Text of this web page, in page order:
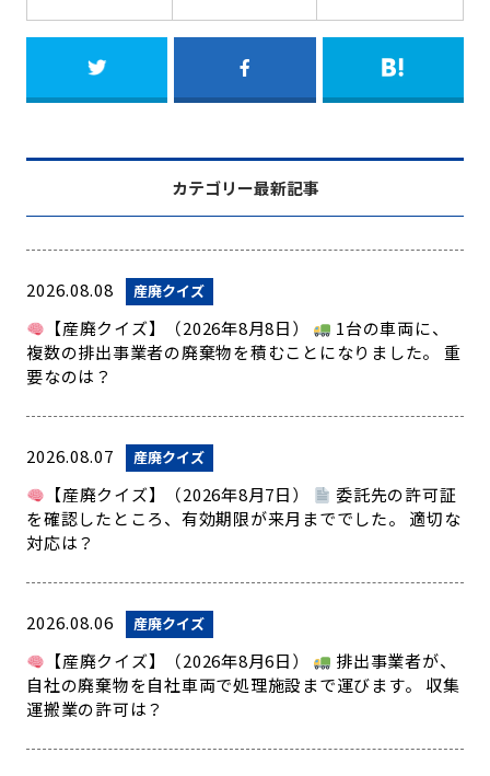
カテゴリー最新記事
2026.08.08 産廃クイズ
【産廃クイズ】（2026年8月8日）
1台の車両に、
複数の排出事業者の廃棄物を積むことになりました。 重
要なのは？
2026.08.07 産廃クイズ
【産廃クイズ】（2026年8月7日）
委託先の許可証
を確認したところ、有効期限が来月まででした。 適切な
対応は？
2026.08.06 産廃クイズ
【産廃クイズ】（2026年8月6日）
排出事業者が、
自社の廃棄物を自社車両で処理施設まで運びます。 収集
運搬業の許可は？